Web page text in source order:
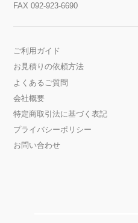
FAX 092-923-6690
ご利用ガイド
お見積りの依頼方法
よくあるご質問
会社概要
特定商取引法に基づく表記
プライバシーポリシー
お問い合わせ